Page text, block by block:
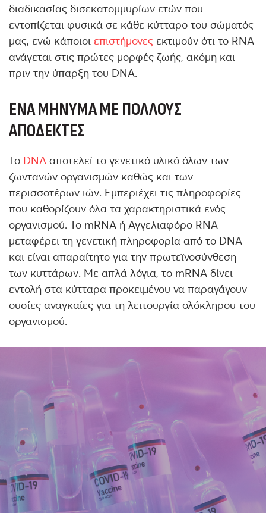
διαδικασίας δισεκατομμυρίων ετών που
εντοπίζεται φυσικά σε κάθε κύτταρο του σώματός
μας, ενώ κάποιοι επιστήμονες εκτιμούν ότι το RNA
ανάγεται στις πρώτες μορφές ζωής, ακόμη και
πριν την ύπαρξη του DNA.
ΈΝΑ ΜΉΝΥΜΑ ΜΕ ΠΟΛΛΟΎΣ
ΑΠΟΔΈΚΤΕΣ
Το DNA αποτελεί το γενετικό υλικό όλων των
ζωντανών οργανισμών καθώς και των
περισσοτέρων ιών. Εμπεριέχει τις πληροφορίες
που καθορίζουν όλα τα χαρακτηριστικά ενός
οργανισμού. Το mRNA ή Αγγελιαφόρο RNA
μεταφέρει τη γενετική πληροφορία από το DNA
και είναι απαραίτητο για την πρωτεϊνοσύνθεση
των κυττάρων. Με απλά λόγια, το mRNA δίνει
εντολή στα κύτταρα προκειμένου να παραγάγουν
ουσίες αναγκαίες για τη λειτουργία ολόκληρου του
οργανισμού.